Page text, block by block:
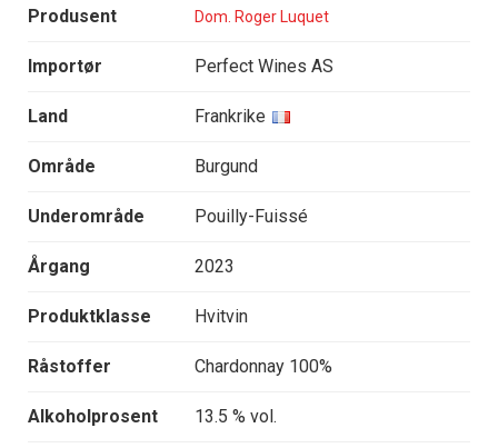
Produsent Dom. Roger Luquet
Importør Perfect Wines AS
Land Frankrike
Område Burgund
Underområde Pouilly-Fuissé
Årgang 2023
Produktklasse Hvitvin
Råstoffer Chardonnay 100%
Alkoholprosent 13.5 % vol.